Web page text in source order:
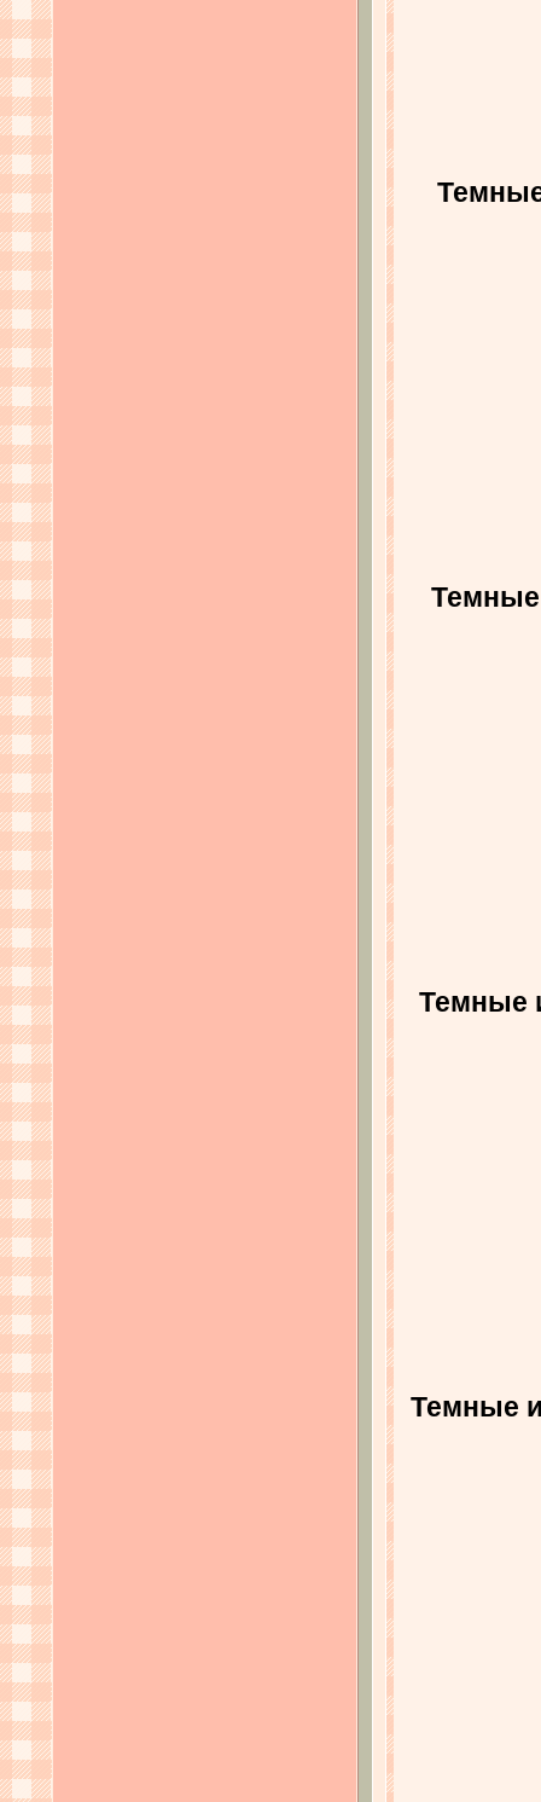
Темные
Темные
Темные